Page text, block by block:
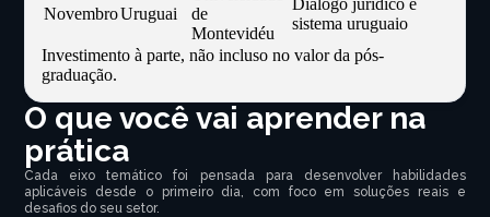
NovembroUruguai
de
Montevidéu
Diálogo jurídico e
sistema uruguaio
Investimento à parte, não incluso no valor da pós-
graduação.
O que você vai aprender na
prática
Cada eixo temático foi pensada para desenvolver habilidades
aplicáveis desde o primeiro dia, com foco em soluções reais e
desafios do seu setor.